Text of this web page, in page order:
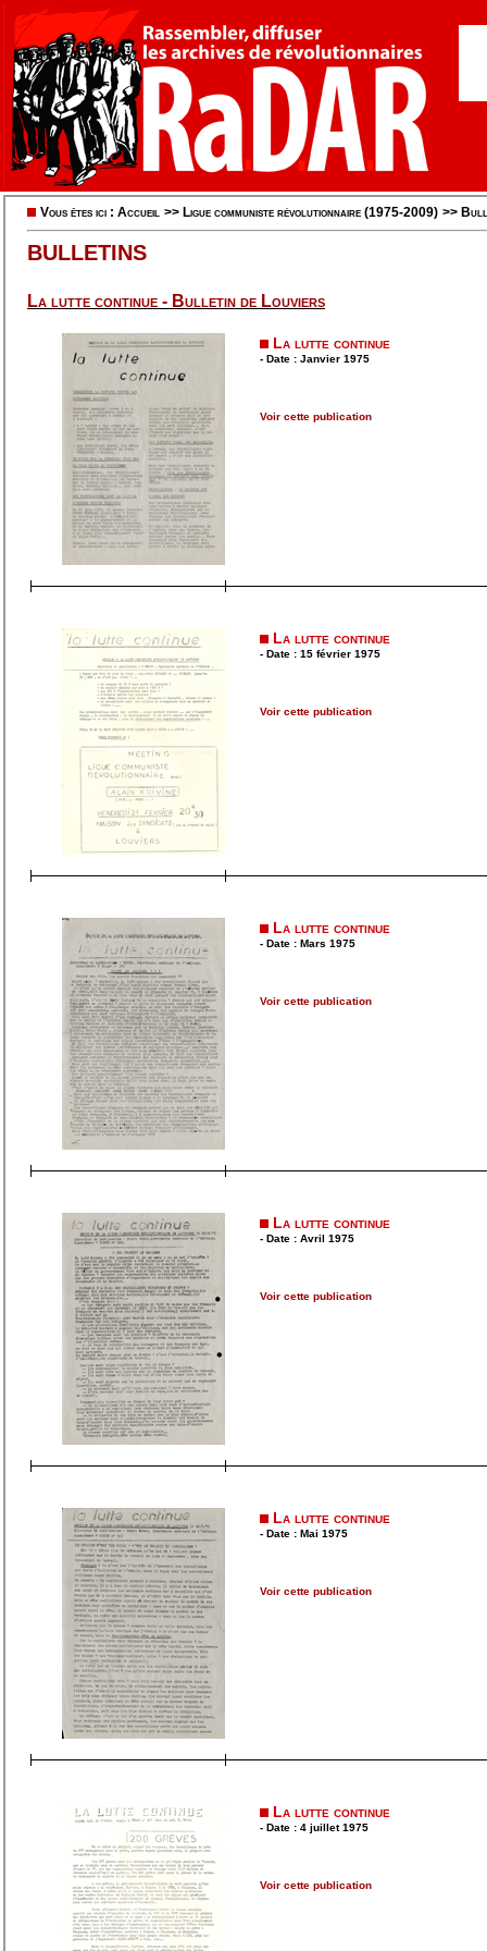
Vous êtes ici : Accueil >> Ligue communiste révolutionnaire (1975-2009) >>
BULLETINS
La lutte continue - Bulletin de Louviers
La lutte continue
- Date : Janvier 1975
Voir cette publication
La lutte continue
- Date : 15 février 1975
Voir cette publication
La lutte continue
- Date : Mars 1975
Voir cette publication
La lutte continue
- Date : Avril 1975
Voir cette publication
La lutte continue
- Date : Mai 1975
Voir cette publication
La lutte continue
- Date : 4 juillet 1975
Voir cette publication